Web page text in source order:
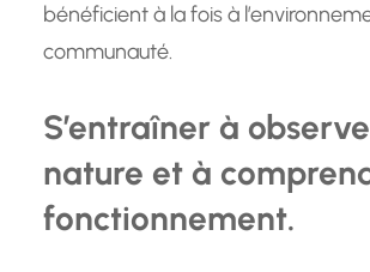
bénéficient à la fois à
communauté.
S’entraîner à
nature et à
fonctionnement.